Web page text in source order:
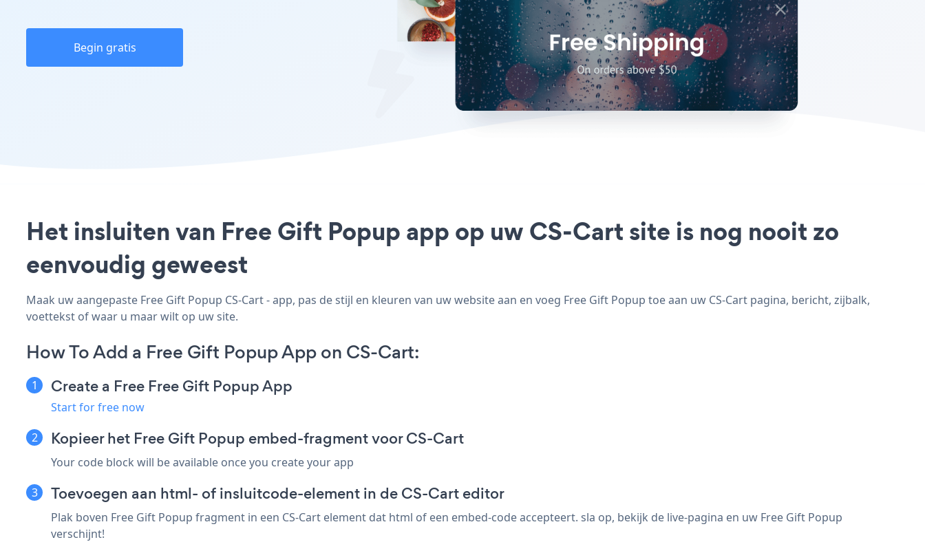
Begin gratis
Het insluiten van Free Gift Popup app op uw CS-Cart site is nog nooit zo
eenvoudig geweest
Maak uw aangepaste Free Gift Popup CS-Cart - app, pas de stijl en kleuren van uw website aan en voeg Free Gift Popup toe aan uw CS-Cart pagina, bericht, zijbalk,
voettekst of waar u maar wilt op uw site.
How To Add a Free Gift Popup App on CS-Cart:
Create a Free Free Gift Popup App
Start for free now
Kopieer het Free Gift Popup embed-fragment voor CS-Cart
Your code block will be available once you create your app
Toevoegen aan html- of insluitcode-element in de CS-Cart editor
Plak boven Free Gift Popup fragment in een CS-Cart element dat html of een embed-code accepteert. sla op, bekijk de live-pagina en uw Free Gift Popup
verschijnt!